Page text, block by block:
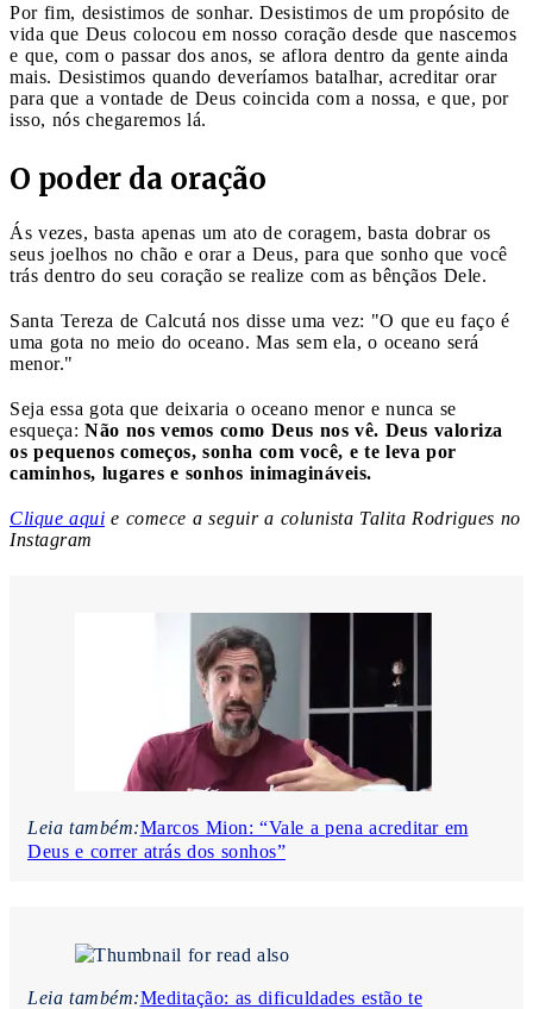
Por fim, desistimos de sonhar. Desistimos de um propósito de
vida que Deus colocou em nosso coração desde que nascemos
e que, com o passar dos anos, se aflora dentro da gente ainda
mais. Desistimos quando deveríamos batalhar, acreditar orar
para que a vontade de Deus coincida com a nossa, e que, por
isso, nós chegaremos lá.
O poder da oração
Ás vezes, basta apenas um ato de coragem, basta dobrar os
seus joelhos no chão e orar a Deus, para que sonho que você
trás dentro do seu coração se realize com as bênçãos Dele.
Santa Tereza de Calcutá nos disse uma vez: "O que eu faço é
uma gota no meio do oceano. Mas sem ela, o oceano será
menor."
Seja essa gota que deixaria o oceano menor e nunca se
esqueça: Não nos vemos como Deus nos vê. Deus valoriza
os pequenos começos, sonha com você, e te leva por
caminhos, lugares e sonhos inimagináveis.
Clique aqui e comece a seguir a colunista Talita Rodrigues no
Instagram
Leia também:Marcos Mion: “Vale a pena acreditar em
Deus e correr atrás dos sonhos”
Leia também:Meditação: as dificuldades estão te